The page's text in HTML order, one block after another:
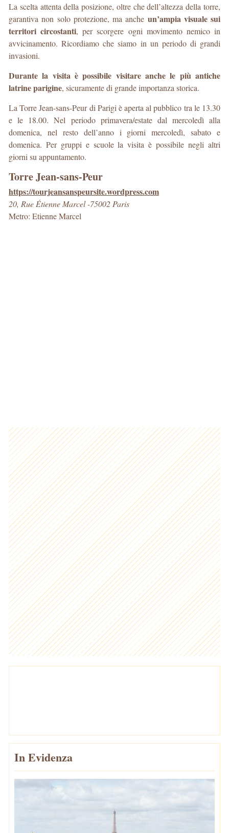
La scelta attenta della posizione, oltre che dell’altezza della torre,
garantiva non solo protezione, ma anche un’ampia visuale sui
territori circostanti, per scorgere ogni movimento nemico in
avvicinamento. Ricordiamo che siamo in un periodo di grandi
invasioni.
Durante la visita è possibile visitare anche le più antiche
latrine parigine, sicuramente di grande importanza storica.
La Torre Jean-sans-Peur di Parigi è aperta al pubblico tra le 13.30
e le 18.00. Nel periodo primavera/estate dal mercoledì alla
domenica, nel resto dell’anno i giorni mercoledì, sabato e
domenica. Per gruppi e scuole la visita è possibile negli altri
giorni su appuntamento.
Torre Jean-sans-Peur
https://tourjeansanspeursite.wordpress.com
20, Rue Étienne Marcel -75002 Paris
Metro: Etienne Marcel
In Evidenza